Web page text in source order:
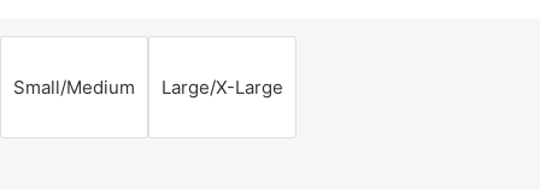
Small/Medium Large/X-Large